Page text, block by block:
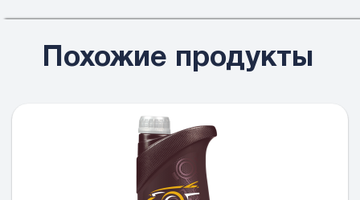
Похожие продукты